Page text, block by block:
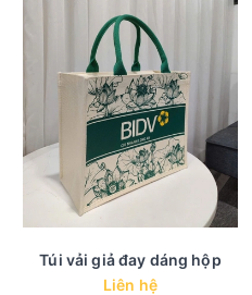
Túi vải giả đay dáng hộp
Liên hệ